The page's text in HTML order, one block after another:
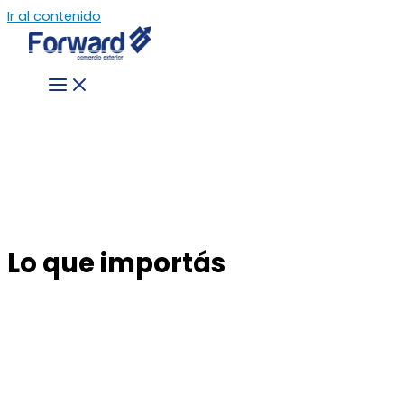
Ir al contenido
Lo que importás